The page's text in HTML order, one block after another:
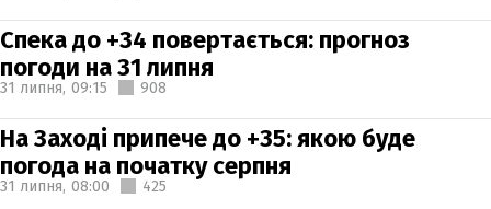
Спека до +34 повертається: прогноз
погоди на 31 липня
31 липня, 09:15 908
На Заході припече до +35: якою буде
погода на початку серпня
31 липня, 08:00 425